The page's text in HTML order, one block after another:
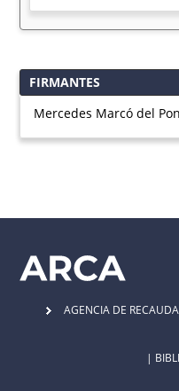
FIRMANTES
Mercedes Marcó del
AGENCIA DE
|